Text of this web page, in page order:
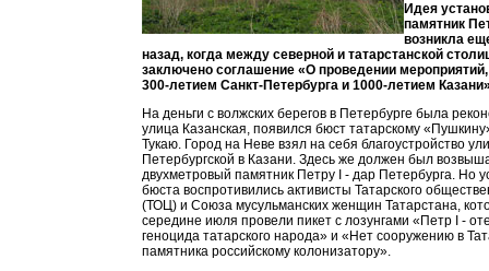
Идея
памятник
возникла
назад, когда между северной и татарстанской
заключено соглашение «О проведении
300-летием Санкт-Петербурга и 1000-летием
На деньги с волжских берегов в Петербурге была
улица Казанская, появился бюст татарскому
Тукаю. Город на Неве взял на себя благоустройство
Петербургской в Казани. Здесь же должен был
двухметровый памятник Петру I - дар Петербурга. Но
бюста воспротивились активисты Татарского
(ТОЦ) и Союза мусульманских женщин Татарстана,
середине июля провели пикет с лозунгами «Петр I -
геноцида татарского народа» и «Нет сооружению в
памятника российскому колонизатору».